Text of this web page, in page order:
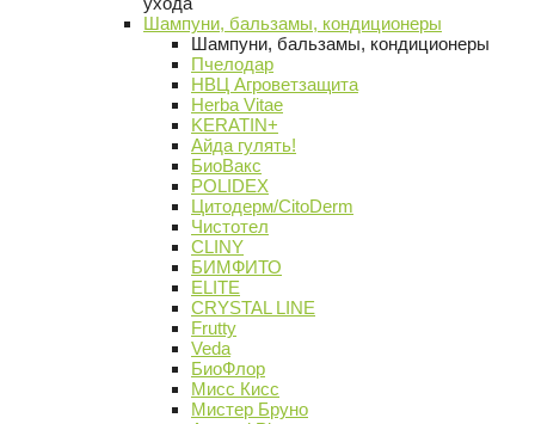
Шампуни, бальзамы, кондиционеры
Шампуни, бальзамы, кондиционеры
Пчелодар
НВЦ Агроветзащита
Herba Vitae
KERATIN+
Айда гулять!
БиоВакс
POLIDEX
Цитодерм/CitoDerm
Чистотел
CLINY
БИМФИТО
ELITE
CRYSTAL LINE
Frutty
Veda
БиоФлор
Мисс Кисс
Мистер Бруно